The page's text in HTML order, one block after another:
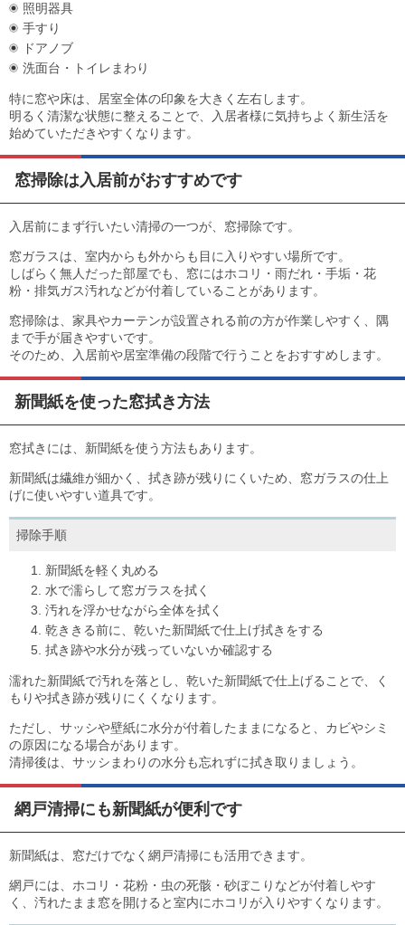
照明器具
手すり
ドアノブ
洗面台・トイレまわり
特に窓や床は、居室全体の印象を大きく左右します。
明るく清潔な状態に整えることで、入居者様に気持ちよく新生活を
始めていただきやすくなります。
窓掃除は入居前がおすすめです
入居前にまず行いたい清掃の一つが、窓掃除です。
窓ガラスは、室内からも外からも目に入りやすい場所です。
しばらく無人だった部屋でも、窓にはホコリ・雨だれ・手垢・花
粉・排気ガス汚れなどが付着していることがあります。
窓掃除は、家具やカーテンが設置される前の方が作業しやすく、隅
まで手が届きやすいです。
そのため、入居前や居室準備の段階で行うことをおすすめします。
新聞紙を使った窓拭き方法
窓拭きには、新聞紙を使う方法もあります。
新聞紙は繊維が細かく、拭き跡が残りにくいため、窓ガラスの仕上
げに使いやすい道具です。
掃除手順
新聞紙を軽く丸める
水で濡らして窓ガラスを拭く
汚れを浮かせながら全体を拭く
乾ききる前に、乾いた新聞紙で仕上げ拭きをする
拭き跡や水分が残っていないか確認する
濡れた新聞紙で汚れを落とし、乾いた新聞紙で仕上げることで、く
もりや拭き跡が残りにくくなります。
ただし、サッシや壁紙に水分が付着したままになると、カビやシミ
の原因になる場合があります。
清掃後は、サッシまわりの水分も忘れずに拭き取りましょう。
網戸清掃にも新聞紙が便利です
新聞紙は、窓だけでなく網戸清掃にも活用できます。
網戸には、ホコリ・花粉・虫の死骸・砂ぼこりなどが付着しやす
く、汚れたまま窓を開けると室内にホコリが入りやすくなります。